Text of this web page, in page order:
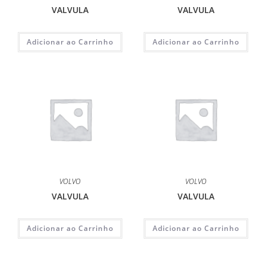
VALVULA
Adicionar ao Carrinho
VALVULA
Adicionar ao Carrinho
VOLVO
VALVULA
Adicionar ao Carrinho
VOLVO
VALVULA
Adicionar ao Carrinho